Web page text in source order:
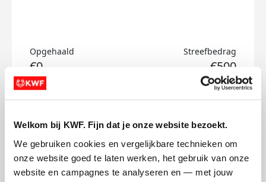
Welkom bij KWF. Fijn dat je onze website bezoekt.
We gebruiken cookies en vergelijkbare technieken om
onze website goed te laten werken, het gebruik van onze
website en campagnes te analyseren en — met jouw
Opgehaald
€0
Streefbedrag
€500
Doneer
Chaimae's badges